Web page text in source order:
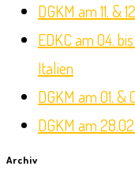
DGKM am 11. &
EDKC am 04.
Italien
DGKM am 01.
DGKM am
Archiv